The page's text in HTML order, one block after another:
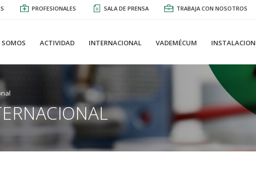
PROFESIONALES SALA DE PRENSA TRABAJA CON NOSOTROS
SOMOS ACTIVIDAD INTERNACIONAL VADEMÉCUM